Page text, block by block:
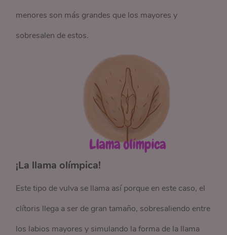
menores son más grandes que los mayores y
sobresalen de estos.
¡La llama olímpica!
Este tipo de vulva se llama así porque en este caso, el
clítoris llega a ser de gran tamaño, sobresaliendo entre
los labios mayores y simulando la forma de la llama